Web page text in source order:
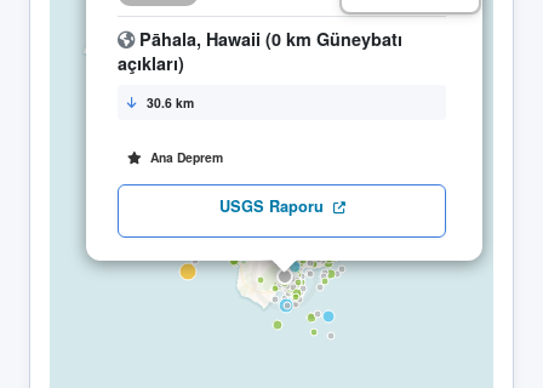
Pāhala, Hawaii (0 km Güneybatı
açıkları)
30.6 km
Ana Deprem
USGS Raporu